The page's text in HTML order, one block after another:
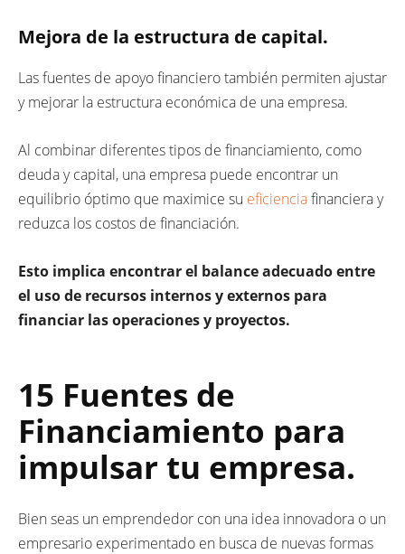
Mejora de la estructura de capital.
Las fuentes de apoyo financiero también permiten ajustar
y mejorar la estructura económica de una empresa.
Al combinar diferentes tipos de financiamiento, como
deuda y capital, una empresa puede encontrar un
equilibrio óptimo que maximice su eficienciafinanciera y
reduzca los costos de financiación.
Esto implica encontrar el balance adecuado entre
el uso de recursos internos y externos para
financiar las operaciones y proyectos.
15 Fuentes de
Financiamiento para
impulsar tu empresa.
Bien seas un emprendedor con una idea innovadora o un
empresario experimentado en busca de nuevas formas